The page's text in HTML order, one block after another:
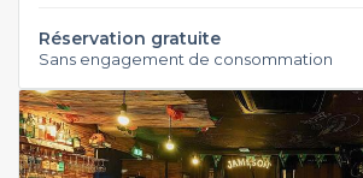
Réservation gratuite
Sans engagement de consommation